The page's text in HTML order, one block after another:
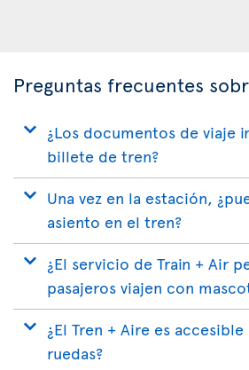
Preguntas frecuentes
¿Los documentos de viaje
billete de tren?
Una vez en la estación,
asiento en el tren?
¿El servicio de Train + Air
pasajeros viajen con
¿El Tren + Aire es
ruedas?